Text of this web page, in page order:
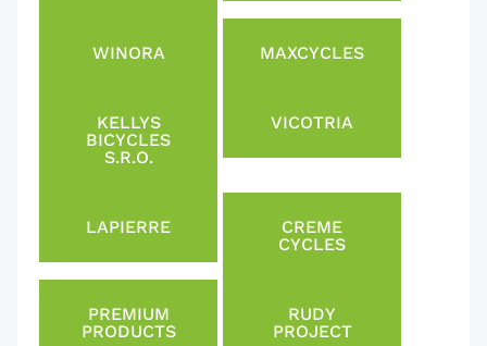
WINORA MAXCYCLES
KELLYS
BICYCLES
S.R.O.
VICOTRIA
LAPIERRE
CREME
CYCLES
PREMIUM
PRODUCTS
RUDY
PROJECT